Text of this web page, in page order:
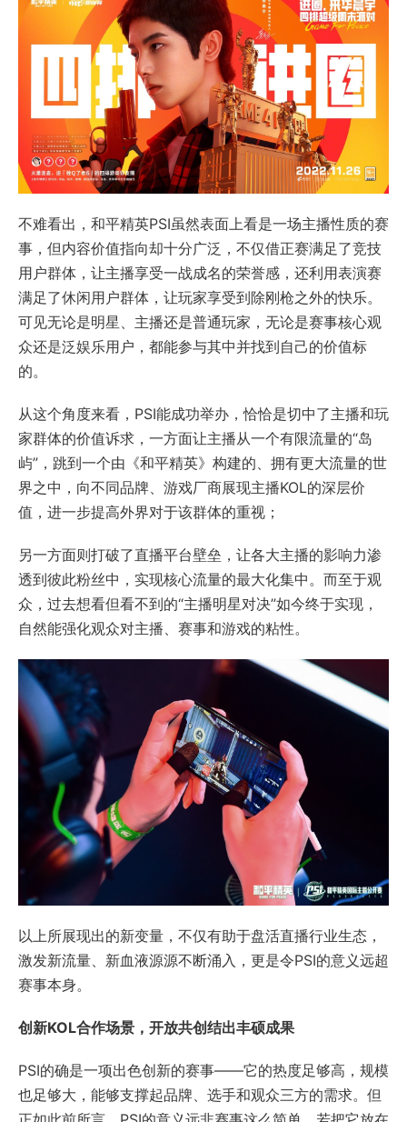
不难看出，和平精英PSI虽然表面上看是一场主播性质的赛
事，但内容价值指向却十分广泛，不仅借正赛满足了竞技
用户群体，让主播享受一战成名的荣誉感，还利用表演赛
满足了休闲用户群体，让玩家享受到除刚枪之外的快乐。
可见无论是明星、主播还是普通玩家，无论是赛事核心观
众还是泛娱乐用户，都能参与其中并找到自己的价值标
的。
从这个角度来看，PSI能成功举办，恰恰是切中了主播和玩
家群体的价值诉求，一方面让主播从一个有限流量的“岛
屿”，跳到一个由《和平精英》构建的、拥有更大流量的世
界之中，向不同品牌、游戏厂商展现主播KOL的深层价
值，进一步提高外界对于该群体的重视；
另一方面则打破了直播平台壁垒，让各大主播的影响力渗
透到彼此粉丝中，实现核心流量的最大化集中。而至于观
众，过去想看但看不到的“主播明星对决”如今终于实现，
自然能强化观众对主播、赛事和游戏的粘性。
以上所展现出的新变量，不仅有助于盘活直播行业生态，
激发新流量、新血液源源不断涌入，更是令PSI的意义远超
赛事本身。
创新KOL合作场景，开放共创结出丰硕成果
PSI的确是一项出色创新的赛事——它的热度足够高，规模
也足够大，能够支撑起品牌、选手和观众三方的需求。但